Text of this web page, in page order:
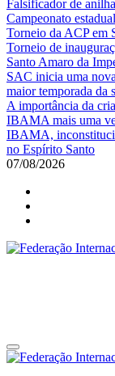
Falsificador de
Campeonato
Torneio da ACP em
Torneio de
Santo Amaro da
SAC inicia uma
maior temporada da
A importância da
IBAMA mais uma
IBAMA,
no Espírito Santo
07/08/2026